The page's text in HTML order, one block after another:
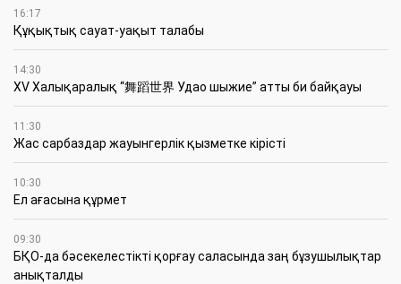
16:17
Құқықтық сауат-уақыт талабы
14:30
XV Халықаралық “舞蹈世界 Удао шыжие” атты би байқауы
11:30
Жас сарбаздар жауынгерлік қызметке кірісті
10:30
Ел ағасына құрмет
09:30
БҚО-да бәсекелестікті қорғау саласында заң бұзушылықтар
анықталды